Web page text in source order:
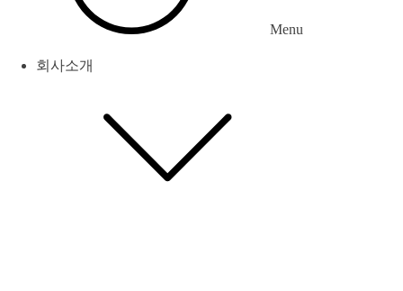
Menu
회사소개